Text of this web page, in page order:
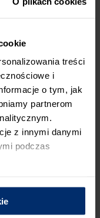
treści
i
o tym, jak
partnerom
z innymi danymi
podczas
BŁĄD